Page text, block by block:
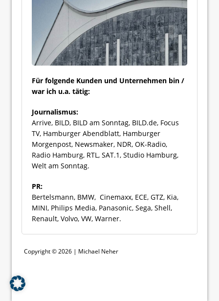
Für folgende Kunden und Unternehmen bin /
war ich u.a. tätig:
Journalismus:
Arrive, BILD, BILD am Sonntag, BILD.de, Focus
TV, Hamburger Abendblatt, Hamburger
Morgenpost, Newsmaker, NDR, OK-Radio,
Radio Hamburg, RTL, SAT.1, Studio Hamburg,
Welt am Sonntag.
PR:
Bertelsmann, BMW, Cinemaxx, ECE, GTZ, Kia,
MINI, Philips Media, Panasonic, Sega, Shell,
Renault, Volvo, VW, Warner.
Copyright © 2026 | Michael Neher